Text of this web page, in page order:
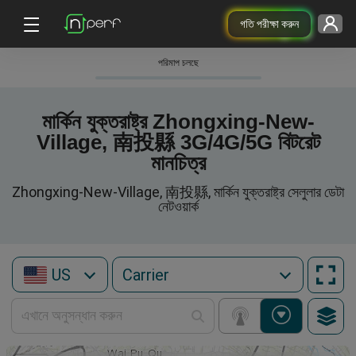
গতি পরীক্ষা করুন
পরিমাপ চলছে
মার্কিন যুক্তরাষ্ট্র Zhongxing-New-
Village, 南投縣 3G/4G/5G বিটরেট
মানচিত্র
Zhongxing-New-Village, 南投縣, মার্কিন যুক্তরাষ্ট্র সেলুলার ডেটা
নেটওয়ার্ক
US